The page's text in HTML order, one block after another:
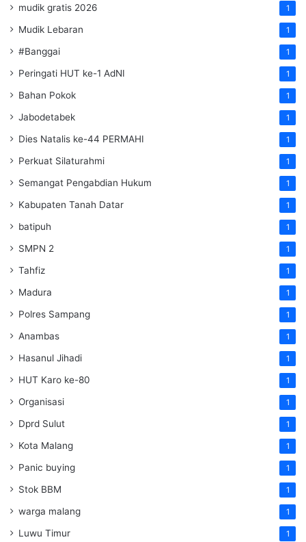
mudik gratis 2026 1
Mudik Lebaran 1
#Banggai 1
Peringati HUT ke-1 AdNI 1
Bahan Pokok 1
Jabodetabek 1
Dies Natalis ke-44 PERMAHI 1
Perkuat Silaturahmi 1
Semangat Pengabdian Hukum 1
Kabupaten Tanah Datar 1
batipuh 1
SMPN 2 1
Tahfiz 1
Madura 1
Polres Sampang 1
Anambas 1
Hasanul Jihadi 1
HUT Karo ke-80 1
Organisasi 1
Dprd Sulut 1
Kota Malang 1
Panic buying 1
Stok BBM 1
warga malang 1
Luwu Timur 1